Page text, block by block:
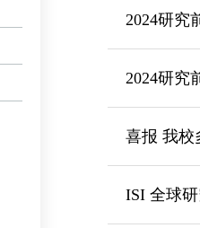
2024研究
2024研究
喜报 我校
ISI 全球